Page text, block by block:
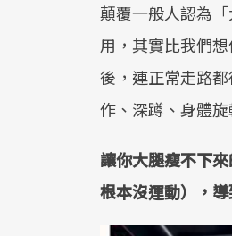
顛覆一般人認為
用，其實比我們
後，連正常走路
作、深蹲、身體
讓你大腿瘦不下
根本沒運動），